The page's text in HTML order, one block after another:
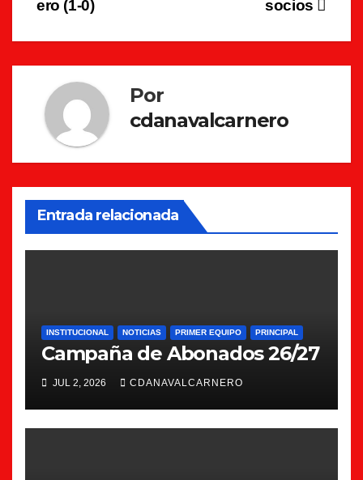
socios
ero (1-0)
Por
cdanavalcarnero
Entrada relacionada
INSTITUCIONAL NOTICIAS PRIMER EQUIPO PRINCIPAL
Campaña de Abonados 26/27
JUL 2, 2026 CDANAVALCARNERO